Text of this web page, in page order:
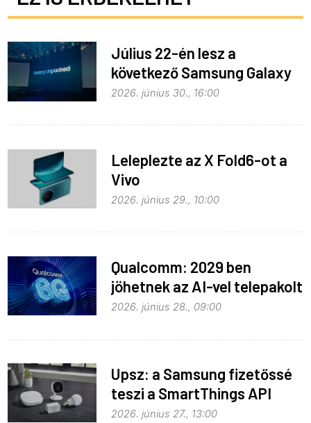
Július 22-én lesz a
következő Samsung Galaxy
Unpacked – ez várható
2026. június 30., 16:00
Leleplezte az X Fold6-ot a
Vivo
2026. június 29., 10:00
Qualcomm: 2029 ben
jöhetnek az AI-vel telepakolt
6G-s telefonok
2026. június 28., 09:00
Upsz: a Samsung fizetőssé
teszi a SmartThings API
hozzáférést
2026. június 27., 13:00